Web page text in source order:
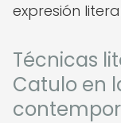
expresión
Técnicas
Catulo en